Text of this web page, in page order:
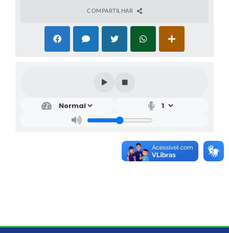
COMPARTILHAR